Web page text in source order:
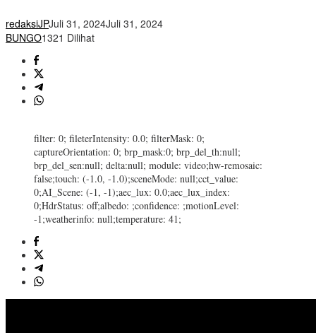
redaksiJPJuli 31, 2024Juli 31, 2024
BUNGO1321 Dilihat
filter: 0; fileterIntensity: 0.0; filterMask: 0;
captureOrientation: 0; brp_mask:0; brp_del_th:null;
brp_del_sen:null; delta:null; module: video;hw-remosaic:
false;touch: (-1.0, -1.0);sceneMode: null;cct_value:
0;AI_Scene: (-1, -1);aec_lux: 0.0;aec_lux_index:
0;HdrStatus: off;albedo: ;confidence: ;motionLevel:
-1;weatherinfo: null;temperature: 41;